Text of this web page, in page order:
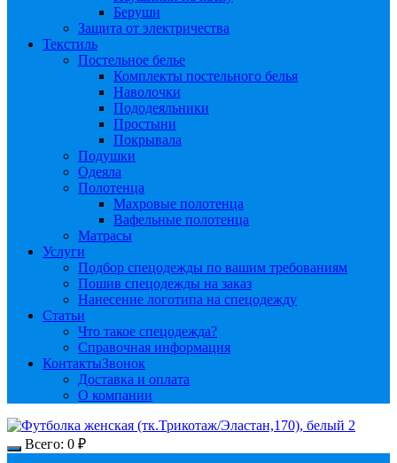
Беруши
Защита от электричества
Текстиль
Постельное белье
Комплекты постельного белья
Наволочки
Пододеяльники
Простыни
Покрывала
Подушки
Одеяла
Полотенца
Махровые полотенца
Вафельные полотенца
Матрасы
Услуги
Подбор спецодежды по вашим требованиям
Пошив спецодежды на заказ
Нанесение логотипа на спецодежду
Статьи
Что такое спецодежда?
Справочная информация
КонтактыЗвонок
Доставка и оплата
О компании
Всего: 0 ₽